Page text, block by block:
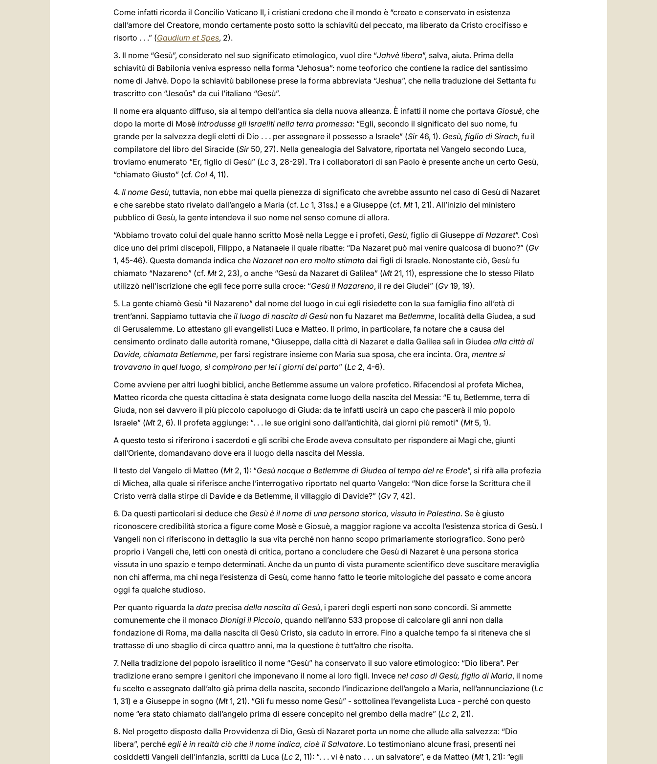
Come infatti ricorda il Concilio Vaticano II, i cristiani credono che il mondo è “creato e conservato in esistenza
dall’amore del Creatore, mondo certamente posto sotto la schiavitù del peccato, ma liberato da Cristo crocifisso e
risorto . . .” (Gaudium et Spes, 2).
3. Il nome “Gesù”, considerato nel suo significato etimologico, vuol dire “Jahvè libera”, salva, aiuta. Prima della
schiavitù di Babilonia veniva espresso nella forma “Jehosua”: nome teoforico che contiene la radice del santissimo
nome di Jahvè. Dopo la schiavitù babilonese prese la forma abbreviata “Jeshua”, che nella traduzione dei Settanta fu
trascritto con “Jesoûs” da cui l’italiano “Gesù”.
Il nome era alquanto diffuso, sia al tempo dell’antica sia della nuova alleanza. È infatti il nome che portava Giosuè, che
dopo la morte di Mosè introdusse gli Israeliti nella terra promessa: “Egli, secondo il significato del suo nome, fu
grande per la salvezza degli eletti di Dio . . . per assegnare il possesso a Israele” (Sir46, 1). Gesù, figlio di Sirach, fu il
compilatore del libro del Siracide (Sir50, 27). Nella genealogia del Salvatore, riportata nel Vangelo secondo Luca,
troviamo enumerato “Er, figlio di Gesù” (Lc 3, 28-29). Tra i collaboratori di san Paolo è presente anche un certo Gesù,
“chiamato Giusto” (cf. Col 4, 11).
4. Il nome Gesù, tuttavia, non ebbe mai quella pienezza di significato che avrebbe assunto nel caso di Gesù di Nazaret
e che sarebbe stato rivelato dall’angelo a Maria (cf. Lc 1, 31ss.) e a Giuseppe (cf. Mt1, 21). All’inizio del ministero
pubblico di Gesù, la gente intendeva il suo nome nel senso comune di allora.
“Abbiamo trovato colui del quale hanno scritto Mosè nella Legge e i profeti, Gesù, figlio di Giuseppe di Nazaret”. Così
dice uno dei primi discepoli, Filippo, a Natanaele il quale ribatte: “Da Nazaret può mai venire qualcosa di buono?” (Gv
1, 45-46). Questa domanda indica che Nazaret non era molto stimata dai figli di Israele. Nonostante ciò, Gesù fu
chiamato “Nazareno” (cf. Mt2, 23), o anche “Gesù da Nazaret di Galilea” (Mt21, 11), espressione che lo stesso Pilato
utilizzò nell’iscrizione che egli fece porre sulla croce: “Gesù il Nazareno, il re dei Giudei” (Gv 19, 19).
5. La gente chiamò Gesù “il Nazareno” dal nome del luogo in cui egli risiedette con la sua famiglia fino all’età di
trent’anni. Sappiamo tuttavia che il luogo di nascita di Gesù non fu Nazaret ma Betlemme, località della Giudea, a sud
di Gerusalemme. Lo attestano gli evangelisti Luca e Matteo. Il primo, in particolare, fa notare che a causa del
censimento ordinato dalle autorità romane, “Giuseppe, dalla città di Nazaret e dalla Galilea salì in Giudea alla città di
Davide, chiamata Betlemme, per farsi registrare insieme con Maria sua sposa, che era incinta. Ora, mentre si
trovavano in quel luogo, si compirono per lei i giorni del parto” (Lc 2, 4-6).
Come avviene per altri luoghi biblici, anche Betlemme assume un valore profetico. Rifacendosi al profeta Michea,
Matteo ricorda che questa cittadina è stata designata come luogo della nascita del Messia: “E tu, Betlemme, terra di
Giuda, non sei davvero il più piccolo capoluogo di Giuda: da te infatti uscirà un capo che pascerà il mio popolo
Israele” (Mt2, 6). Il profeta aggiunge: “. . . le sue origini sono dall’antichità, dai giorni più remoti” (Mt5, 1).
A questo testo si riferirono i sacerdoti e gli scribi che Erode aveva consultato per rispondere ai Magi che, giunti
dall’Oriente, domandavano dove era il luogo della nascita del Messia.
Il testo del Vangelo di Matteo (Mt2, 1): “Gesù nacque a Betlemme di Giudea al tempo del re Erode”, si rifà alla profezia
di Michea, alla quale si riferisce anche l’interrogativo riportato nel quarto Vangelo: “Non dice forse la Scrittura che il
Cristo verrà dalla stirpe di Davide e da Betlemme, il villaggio di Davide?” (Gv 7, 42).
6. Da questi particolari si deduce che Gesù è il nome di una persona storica, vissuta in Palestina. Se è giusto
riconoscere credibilità storica a figure come Mosè e Giosuè, a maggior ragione va accolta l’esistenza storica di Gesù. I
Vangeli non ci riferiscono in dettaglio la sua vita perché non hanno scopo primariamente storiografico. Sono però
proprio i Vangeli che, letti con onestà di critica, portano a concludere che Gesù di Nazaret è una persona storica
vissuta in uno spazio e tempo determinati. Anche da un punto di vista puramente scientifico deve suscitare meraviglia
non chi afferma, ma chi nega l’esistenza di Gesù, come hanno fatto le teorie mitologiche del passato e come ancora
oggi fa qualche studioso.
Per quanto riguarda la data precisa della nascita di Gesù, i pareri degli esperti non sono concordi. Si ammette
comunemente che il monaco Dionigi il Piccolo, quando nell’anno 533 propose di calcolare gli anni non dalla
fondazione di Roma, ma dalla nascita di Gesù Cristo, sia caduto in errore. Fino a qualche tempo fa si riteneva che si
trattasse di uno sbaglio di circa quattro anni, ma la questione è tutt’altro che risolta.
7. Nella tradizione del popolo israelitico il nome “Gesù” ha conservato il suo valore etimologico: “Dio libera”. Per
tradizione erano sempre i genitori che imponevano il nome ai loro figli. Invece nel caso di Gesù, figlio di Maria, il nome
fu scelto e assegnato dall’alto già prima della nascita, secondo l’indicazione dell’angelo a Maria, nell’annunciazione (Lc
1, 31) e a Giuseppe in sogno (Mt1, 21). “Gli fu messo nome Gesù” - sottolinea l’evangelista Luca - perché con questo
nome “era stato chiamato dall’angelo prima di essere concepito nel grembo della madre” (Lc 2, 21).
8. Nel progetto disposto dalla Provvidenza di Dio, Gesù di Nazaret porta un nome che allude alla salvezza: “Dio
libera”, perché egli è in realtà ciò che il nome indica, cioè il Salvatore. Lo testimoniano alcune frasi, presenti nei
cosiddetti Vangeli dell’infanzia, scritti da Luca (Lc 2, 11): “. . . vi è nato . . . un salvatore”, e da Matteo (Mt1, 21): “egli